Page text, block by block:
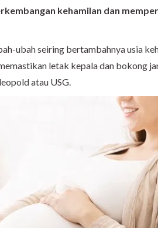
kehamilan dan
ubah seiring bertambahnya usia
letak kepala dan bokong
atau USG.